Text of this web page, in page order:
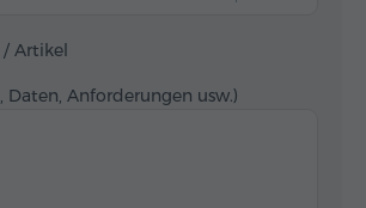
/ Artikel
Daten, Anforderungen usw.)